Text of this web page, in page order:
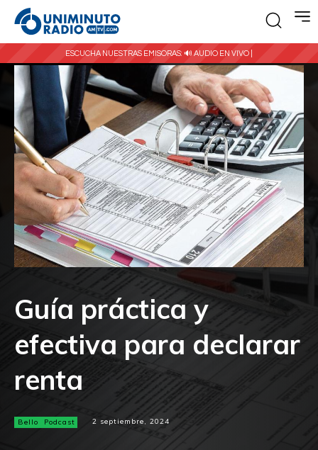
ESCUCHA NUESTRAS EMISORAS: 🔊 AUDIO EN VIVO |
Guía práctica y
efectiva para declarar
renta
Bello Podcast 2 septiembre, 2024